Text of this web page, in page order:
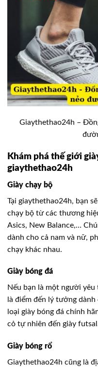
Giaythethao24h –
Khám phá thế giới
giaythethao24h
Giày chạy bộ
Tại giaythethao24h, bạn
chạy bộ từ các thương
Asics, New Balance,…
dành cho cả nam và nữ,
chạy khác nhau.
Giày bóng đá
Nếu bạn là một người
là điểm đến lý tưởng
loại giày bóng đá chính
cỏ tự nhiên đến giày
Giày bóng rổ
Giaythethao24h cũng là